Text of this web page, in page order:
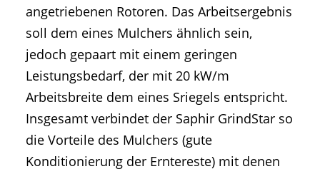
angetriebenen Rotoren. Das Arbeitsergebnis
soll dem eines Mulchers ähnlich sein,
jedoch gepaart mit einem geringen
Leistungsbedarf, der mit 20 kW/m
Arbeitsbreite dem eines Sriegels entspricht.
Insgesamt verbindet der Saphir GrindStar so
die Vorteile des Mulchers (gute
Konditionierung der Erntereste) mit denen